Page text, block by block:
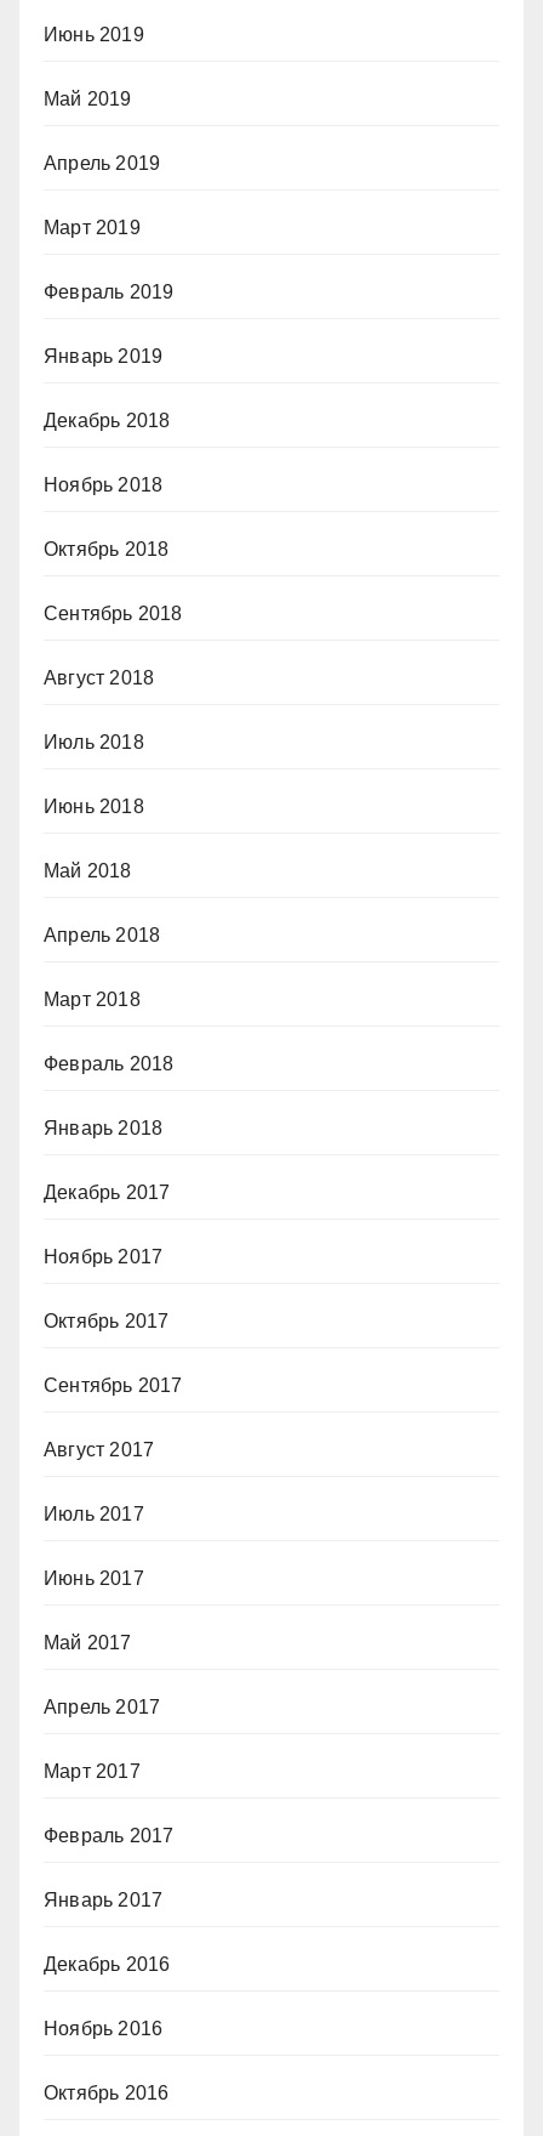
Июнь 2019
Май 2019
Апрель 2019
Март 2019
Февраль 2019
Январь 2019
Декабрь 2018
Ноябрь 2018
Октябрь 2018
Сентябрь 2018
Август 2018
Июль 2018
Июнь 2018
Май 2018
Апрель 2018
Март 2018
Февраль 2018
Январь 2018
Декабрь 2017
Ноябрь 2017
Октябрь 2017
Сентябрь 2017
Август 2017
Июль 2017
Июнь 2017
Май 2017
Апрель 2017
Март 2017
Февраль 2017
Январь 2017
Декабрь 2016
Ноябрь 2016
Октябрь 2016